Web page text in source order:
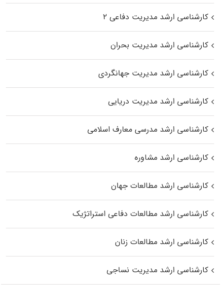
کارشناسی ارشد مدیریت دفاعی ۲
کارشناسی ارشد مدیریت بحران
کارشناسی ارشد مدیریت جهانگردی
کارشناسی ارشد مدیریت دریایی
کارشناسی ارشد مدرسی معارف اسلامی
کارشناسی ارشد مشاوره
کارشناسی ارشد مطالعات جهان
کارشناسی ارشد مطالعات دفاعی استراتژیک
کارشناسی ارشد مطالعات زنان
کارشناسی ارشد مدیریت نساجی